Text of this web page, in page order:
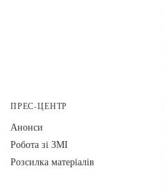
ПРЕС-ЦЕНТР
Анонси
Робота зі ЗМІ
Розсилка матеріалів